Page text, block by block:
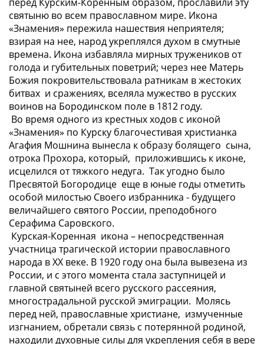
святыню во всем православном мире. Икона
«Знамения» пережила нашествия неприятеля;
взирая на нее, народ укреплялся духом в смутные
времена. Икона избавляла мирных тружеников от
голода и губительных поветрий; через нее Матерь
Божия покровительствовала ратникам в жестоких
битвах и сражениях, вселяла мужество в русских
воинов на Бородинском поле в 1812 году.
Во время одного из крестных ходов с иконой
«Знамения» по Курску благочестивая христианка
Агафия Мошнина вынесла к образу болящего сына,
отрока Прохора, который, приложившись к иконе,
исцелился от тяжкого недуга. Так угодно было
Пресвятой Богородице еще в юные годы отметить
особой милостью Своего избранника - будущего
величайшего святого России, преподобного
Серафима Саровского.
Курская-Коренная икона – непосредственная
участница трагической истории православного
народа в ХХ веке. В 1920 году она была вывезена из
России, и с этого момента стала заступницей и
главной святыней всего русского рассеяния,
многострадальной русской эмиграции. Молясь
перед ней, православные христиане, измученные
изгнанием, обретали связь с потерянной родиной,
находили духовные силы для укрепления себя в вере